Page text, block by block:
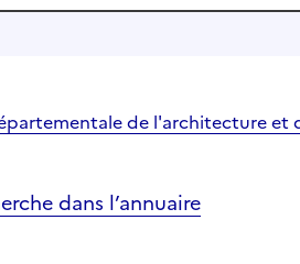
de l'architecture et
dans l’annuaire